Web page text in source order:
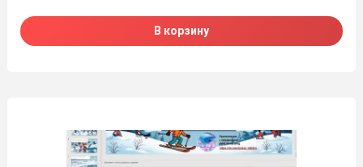
В корзину